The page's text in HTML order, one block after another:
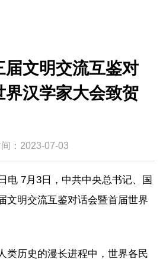
届文明交流互鉴对
界汉学家大会致贺
： 2023-07-03
电 7月3日，中共中央总书记、国
文明交流互鉴对话会暨首届世界
类历史的漫长进程中，世界各民